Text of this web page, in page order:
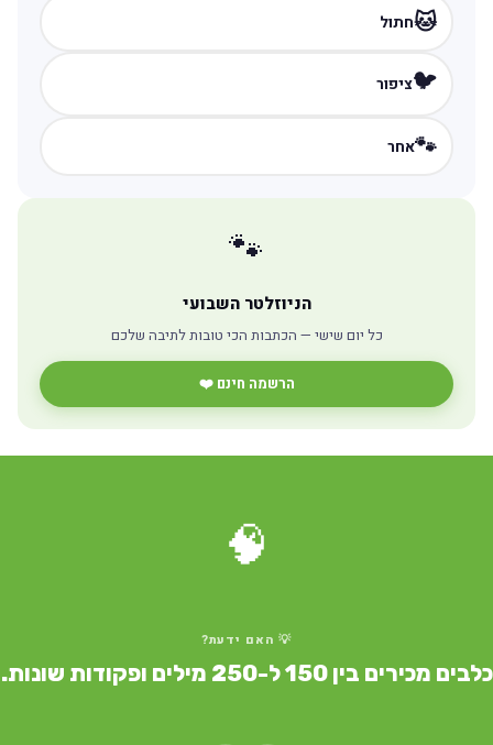
🐱חתול
🐦ציפור
🐾אחר
🐾
הניוזלטר השבועי
כל יום שישי — הכתבות הכי טובות לתיבה שלכם
הרשמה חינם ❤️
🧠
💡 האם ידעת?
מכירים בין 150 ל-250 מילים ופקודות שונות.